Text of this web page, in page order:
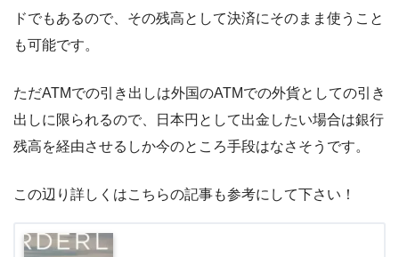
ドでもあるので、その残高として決済にそのまま使うこと
も可能です。
ただATMでの引き出しは外国のATMでの外貨としての引き
出しに限られるので、日本円として出金したい場合は銀行
残高を経由させるしか今のところ手段はなさそうです。
この辺り詳しくはこちらの記事も参考にして下さい！